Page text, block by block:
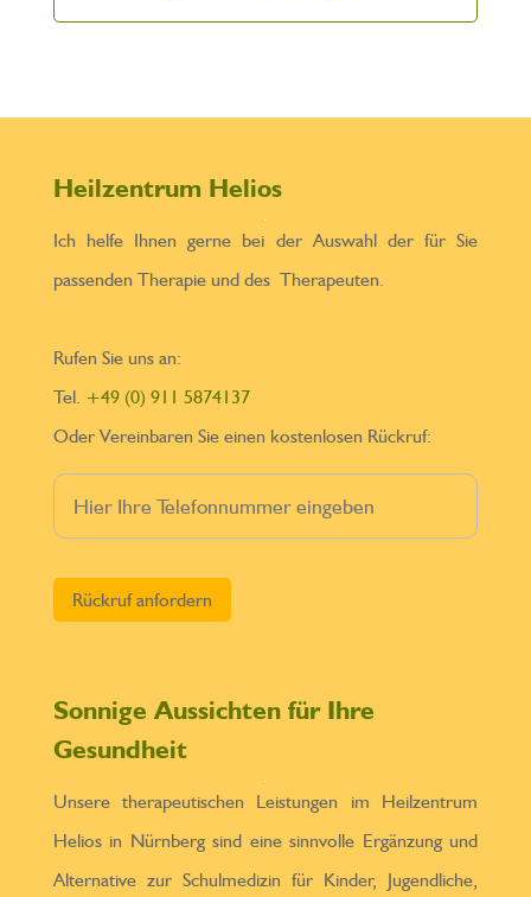
Heilzentrum Helios
Ich helfe Ihnen gerne bei der Auswahl der für Sie
passenden Therapie und des Therapeuten.
Rufen Sie uns an:
Tel. +49 (0) 911 5874137
Oder Vereinbaren Sie einen kostenlosen Rückruf:
Sonnige Aussichten für Ihre
Gesundheit
Unsere therapeutischen Leistungen im Heilzentrum
Helios in Nürnberg sind eine sinnvolle Ergänzung und
Alternative zur Schulmedizin für Kinder, Jugendliche,